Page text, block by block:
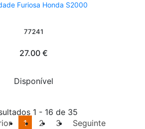
Furiosa Honda S2000
77241
27.00 €
Disponível
1 - 16 de 35
1 2 3 Seguinte